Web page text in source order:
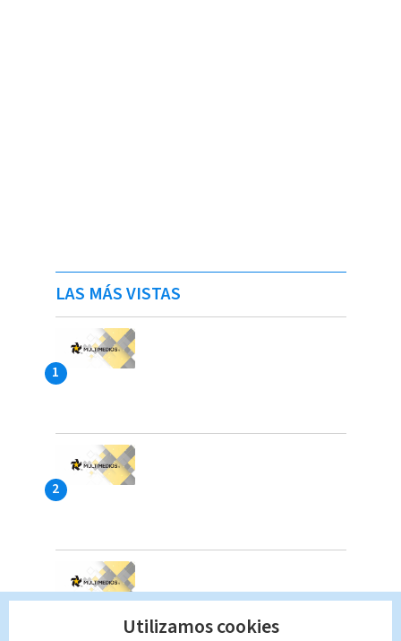
LAS MÁS VISTAS
Utilizamos cookies